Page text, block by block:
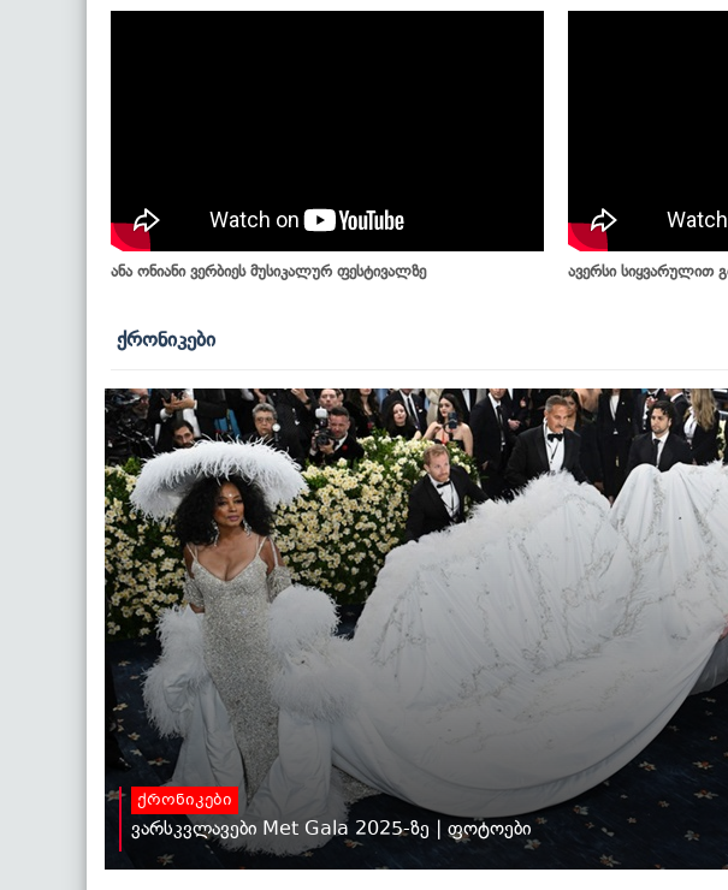
ანა ონიანი ვერბიეს მუსიკალურ ფესტივალზე ავერსი
ქრონიკები
ქრონიკები
ვარსკვლავები Met Gala 2025-ზე | ფოტოები